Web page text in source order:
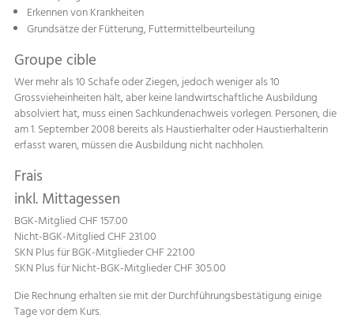
Erkennen von Krankheiten
Grundsätze der Fütterung, Futtermittelbeurteilung
Groupe cible
Wer mehr als 10 Schafe oder Ziegen, jedoch weniger als 10
Grossvieheinheiten hält, aber keine landwirtschaftliche Ausbildung
absolviert hat, muss einen Sachkundenachweis vorlegen. Personen, die
am 1. September 2008 bereits als Haustierhalter oder Haustierhalterin
erfasst waren, müssen die Ausbildung nicht nachholen.
Frais
inkl. Mittagessen
BGK-Mitglied CHF 157.00
Nicht-BGK-Mitglied CHF 231.00
SKN Plus für BGK-Mitglieder CHF 221.00
SKN Plus für Nicht-BGK-Mitglieder CHF 305.00
Die Rechnung erhalten sie mit der Durchführungsbestätigung einige
Tage vor dem Kurs.